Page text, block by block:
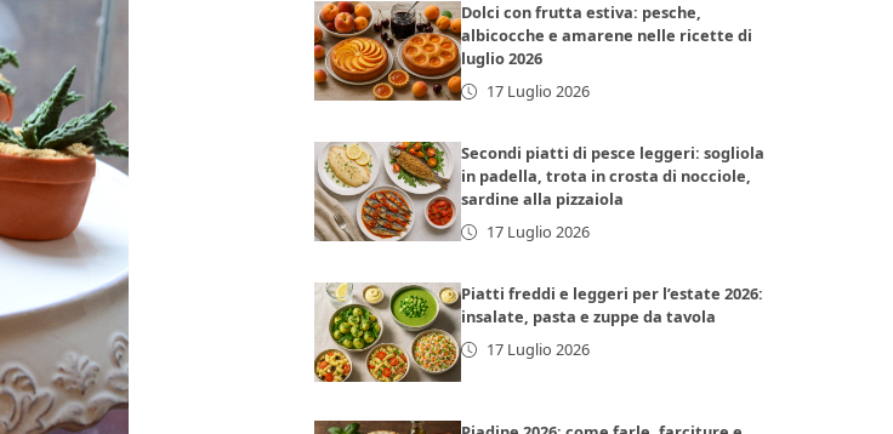
Dolci con frutta estiva: pesche,
albicocche e amarene nelle ricette di
luglio 2026
17 Luglio 2026
Secondi piatti di pesce leggeri: sogliola
in padella, trota in crosta di nocciole,
sardine alla pizzaiola
17 Luglio 2026
Piatti freddi e leggeri per l’estate 2026:
insalate, pasta e zuppe da tavola
17 Luglio 2026